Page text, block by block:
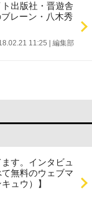
出版社・晋遊舎
レーン・八木秀
11:25 編集部
す。インタビュ
無料のウェブマ
ュウ）】